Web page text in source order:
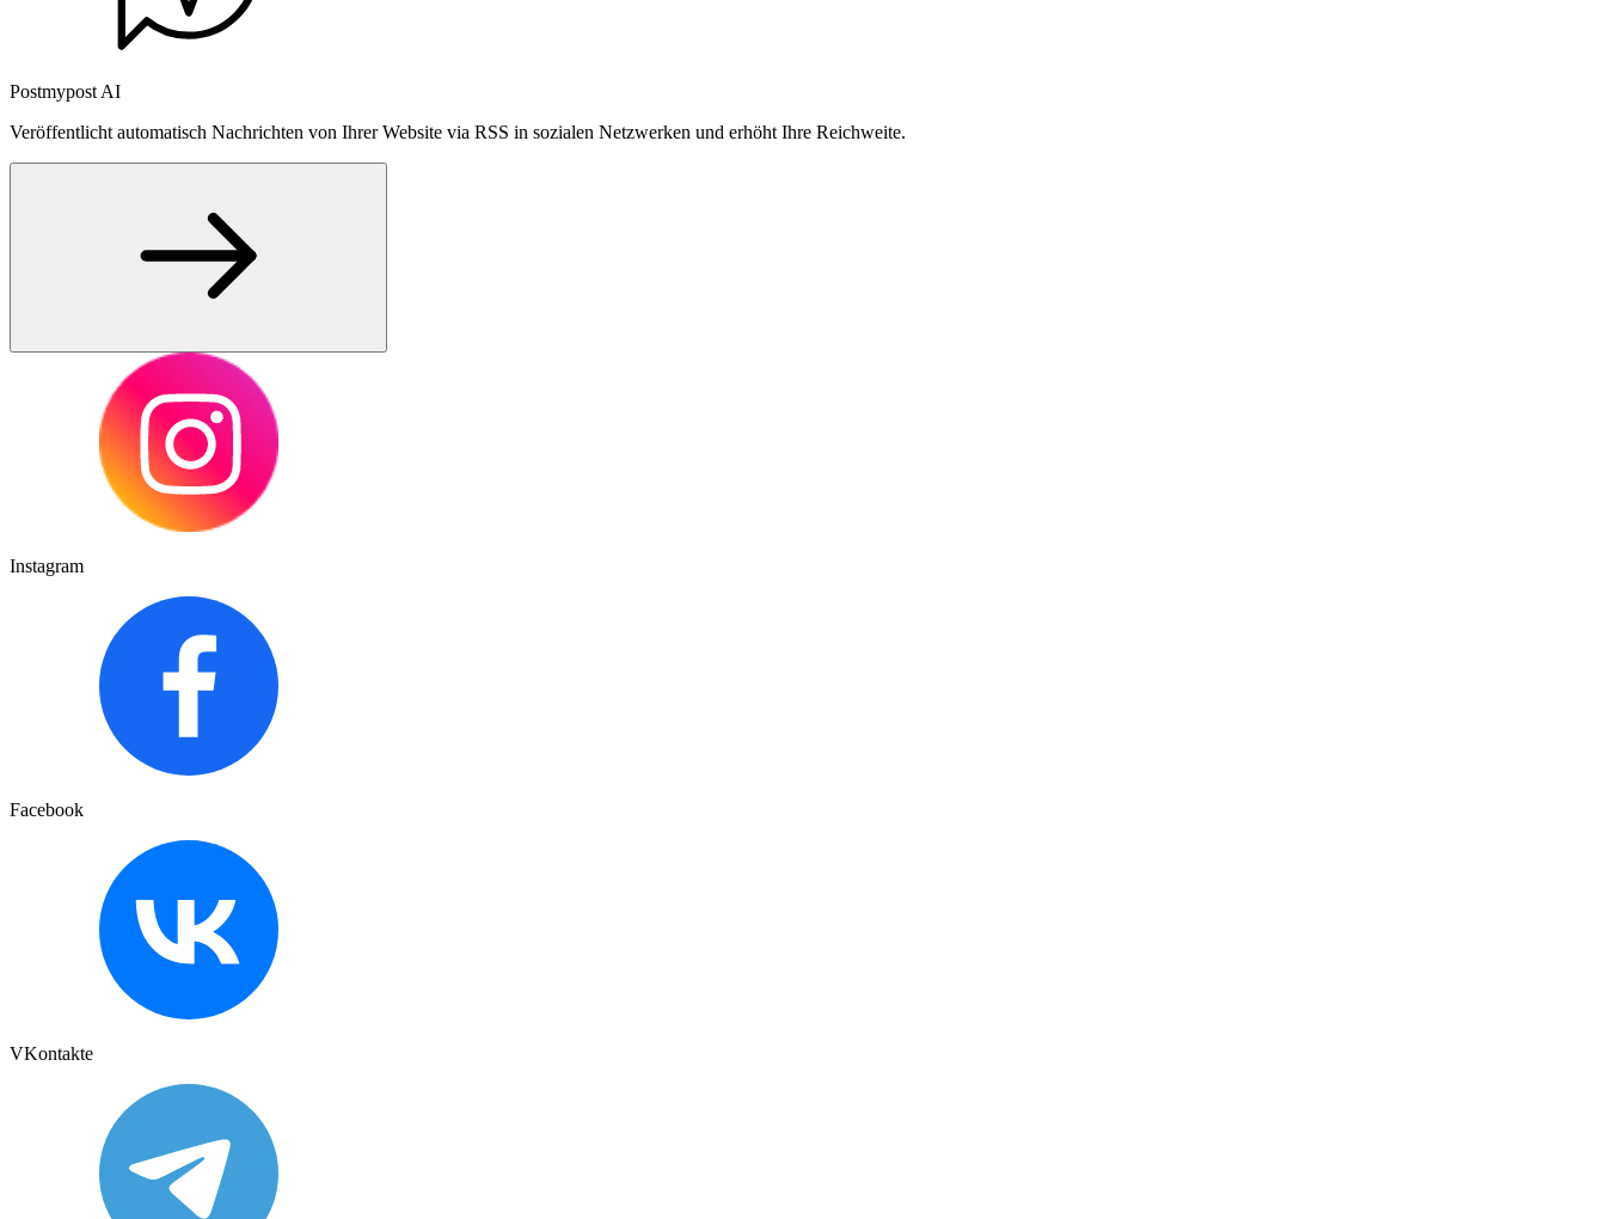
Postmypost AI
Veröffentlicht automatisch Nachrichten von Ihrer Website via RSS in sozialen Netzwerken und erhöht Ihre Reichweite.
Instagram
Facebook
VKontakte